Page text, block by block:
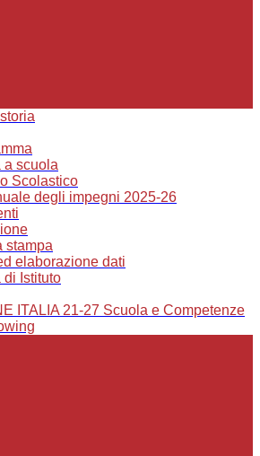
a scuola
Scolastico
degli impegni 2025-26
stampa
elaborazione dati
di Istituto
ITALIA 21-27 Scuola e Competenze